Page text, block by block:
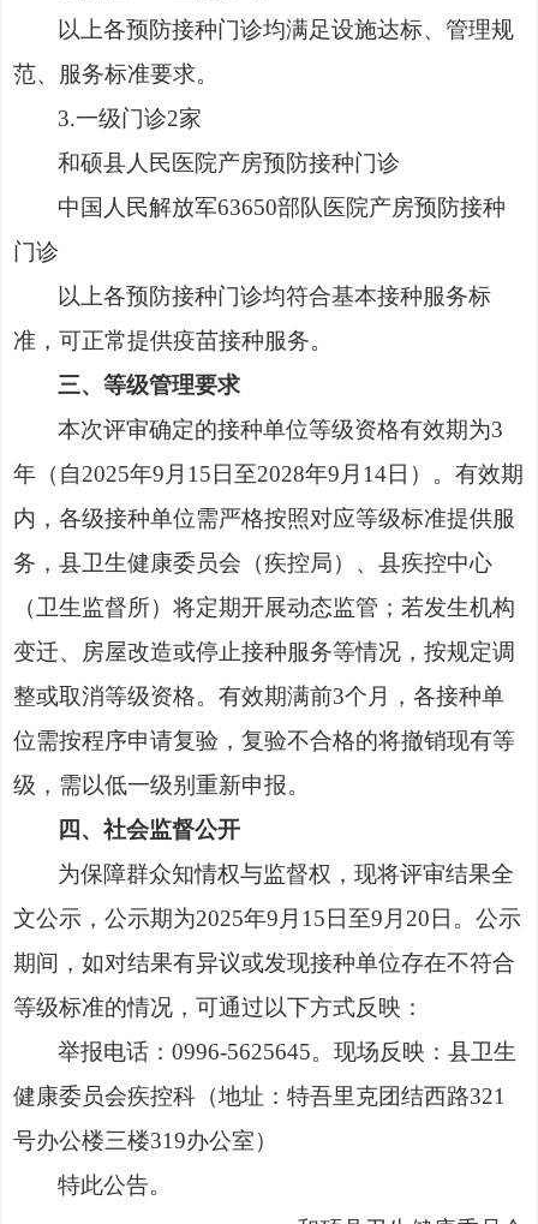
以上各预防接种门诊均满足设施达标、管理规
范、服务标准要求。
3.一级门诊2家
和硕县人民医院产房预防接种门诊
中国人民解放军63650部队医院产房预防接种
门诊
以上各预防接种门诊均符合基本接种服务标
准，可正常提供疫苗接种服务。
三、等级管理要求
本次评审确定的接种单位等级资格有效期为3
年（自2025年9月15日至2028年9月14日）。有效期
内，各级接种单位需严格按照对应等级标准提供服
务，县卫生健康委员会（疾控局）、县疾控中心
（卫生监督所）将定期开展动态监管；若发生机构
变迁、房屋改造或停止接种服务等情况，按规定调
整或取消等级资格。有效期满前3个月，各接种单
位需按程序申请复验，复验不合格的将撤销现有等
级，需以低一级别重新申报。
四、社会监督公开
为保障群众知情权与监督权，现将评审结果全
文公示，公示期为2025年9月15日至9月20日。公示
期间，如对结果有异议或发现接种单位存在不符合
等级标准的情况，可通过以下方式反映：
举报电话：0996-5625645。现场反映：县卫生
健康委员会疾控科（地址：特吾里克团结西路321
号办公楼三楼319办公室）
特此公告。